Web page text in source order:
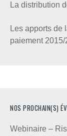
La distribution
Les apports de
paiement
NOS PROCHAIN(S)
Webinaire –